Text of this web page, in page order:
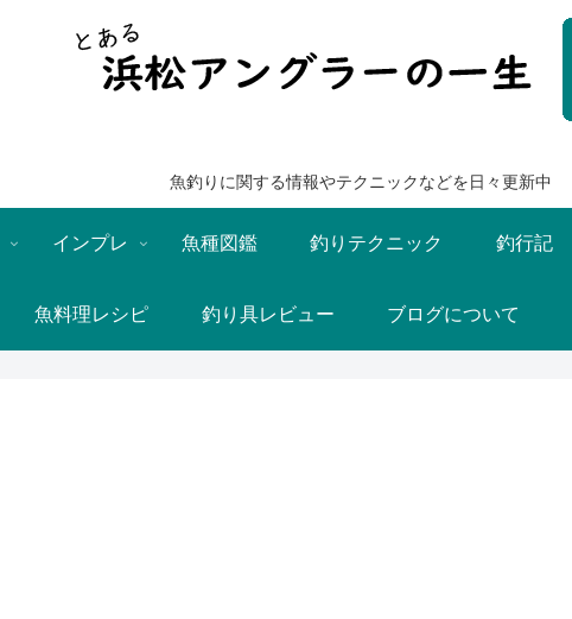
魚釣りに関する情報やテクニックなどを日々更新中
インプレ 魚種図鑑 釣りテクニック 釣行記
魚料理レシピ 釣り具レビュー ブログについて